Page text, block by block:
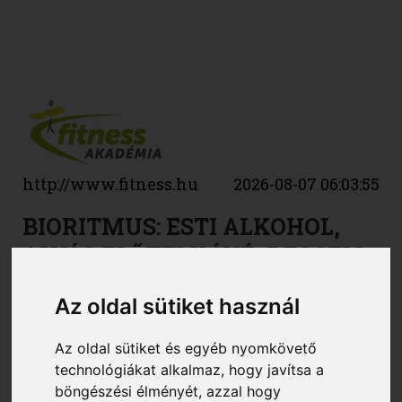
Az oldal sütiket használ
Az oldal sütiket és egyéb nyomkövető
technológiákat alkalmaz, hogy javítsa a
böngészési élményét, azzal hogy
http://www.fitness.hu 2026-08-07 06:03:55
BIORITMUS: ESTI ALKOHOL,
ALVÁS ELŐTTI KÁVÉ, REGGELI
Aki tudatosan él, általában valamilyen
kialakított életritmus szerint cselekszik,
táplálkozik, sportol, pihen, tehát lesz egy